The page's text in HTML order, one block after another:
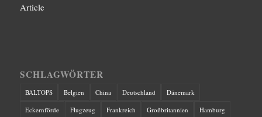
Article
SCHLAGWÖRTER
BALTOPS Belgien China Deutschland
Dänemark
Eckernförde
Flugzeug Frankreich Großbritannien
Hamburg